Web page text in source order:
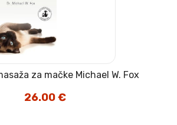
za mačke Michael W. Fox
26.00€